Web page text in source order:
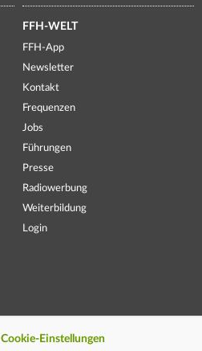
FFH-WELT
FFH-App
Newsletter
Kontakt
Frequenzen
Jobs
Führungen
Presse
Radiowerbung
Weiterbildung
Login
Cookie-Einstellungen